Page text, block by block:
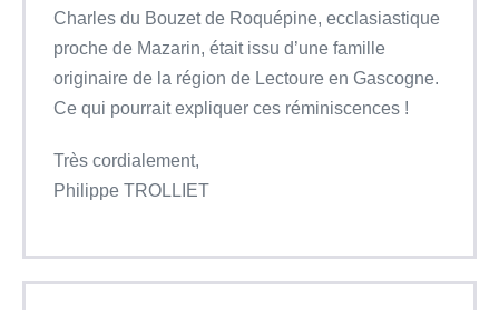
Charles du Bouzet de Roquépine, ecclasiastique
proche de Mazarin, était issu d’une famille
originaire de la région de Lectoure en Gascogne.
Ce qui pourrait expliquer ces réminiscences !
Très cordialement,
Philippe TROLLIET